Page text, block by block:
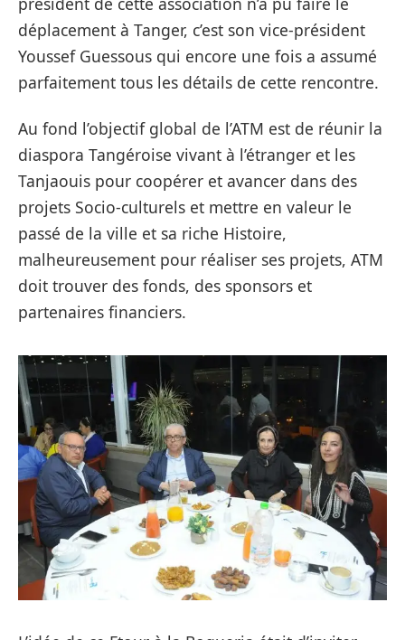
déplacement à Tanger, c’est son vice-président
Youssef Guessous qui encore une fois a assumé
parfaitement tous les détails de cette rencontre.
Au fond l’objectif global de l’ATM est de réunir la
diaspora Tangéroise vivant à l’étranger et les
Tanjaouis pour coopérer et avancer dans des
projets Socio-culturels et mettre en valeur le
passé de la ville et sa riche Histoire,
malheureusement pour réaliser ses projets, ATM
doit trouver des fonds, des sponsors et
partenaires financiers.